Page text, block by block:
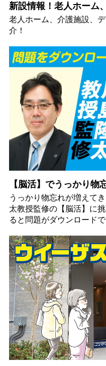
新設情報！老人ホーム
老人ホーム、介護施設、
介！
【脳活】でうっかり物
うっかり物忘れが増えて
太教授監修の【脳活】に
ると問題がダウンロードで